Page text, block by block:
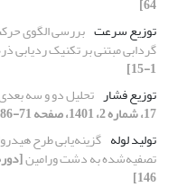
توزیع سرعت بررسی الگوی
گردابی مبتنی بر تکنیک ردیابی
1-15]
توزیع فشار تحلیل دو و سه
17، شماره 2، 1401، صفحه 71-86]
تولید لوله گزینه‌یابی طرح
تصفیه‌شده به دشت ورامین
146]